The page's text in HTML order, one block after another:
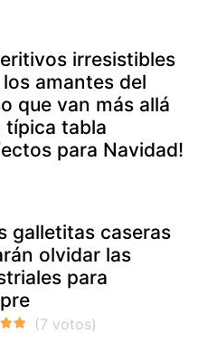
irresistibles
amantes del
que van más allá
típica tabla
para Navidad!
galletitas caseras
olvidar las
para